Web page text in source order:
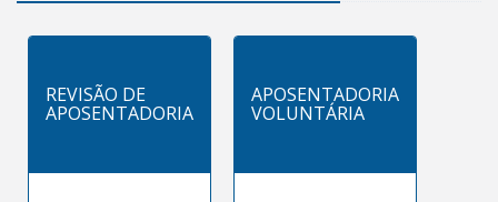
REVISÃO DE
APOSENTADORIA
APOSENTADORIA
VOLUNTÁRIA